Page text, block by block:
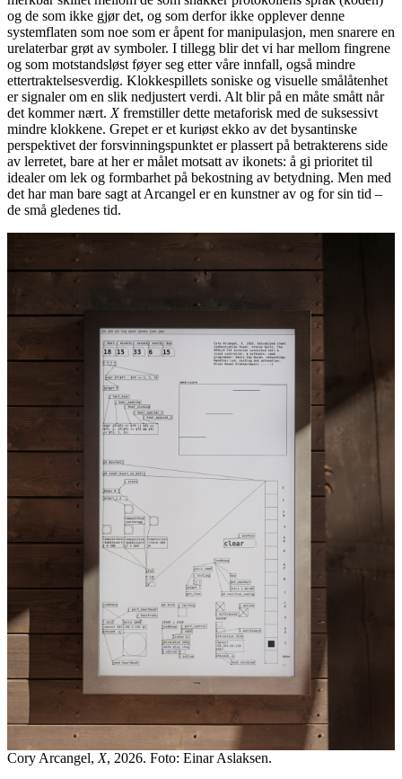
og de som ikke gjør det, og som derfor ikke opplever denne
systemflaten som noe som er åpent for manipulasjon, men snarere en
urelaterbar grøt av symboler. I tillegg blir det vi har mellom fingrene
og som motstandsløst føyer seg etter våre innfall, også mindre
ettertraktelsesverdig. Klokkespillets soniske og visuelle smålåtenhet
er signaler om en slik nedjustert verdi. Alt blir på en måte smått når
det kommer nært. Xfremstiller dette metaforisk med de suksessivt
mindre klokkene. Grepet er et kuriøst ekko av det bysantinske
perspektivet der forsvinningspunktet er plassert på betrakterens side
av lerretet, bare at her er målet motsatt av ikonets: å gi prioritet til
idealer om lek og formbarhet på bekostning av betydning. Men med
det har man bare sagt at Arcangel er en kunstner av og for sin tid –
de små gledenes tid.
Cory Arcangel, X, 2026. Foto: Einar Aslaksen.